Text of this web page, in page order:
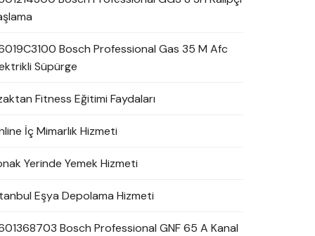
Bosch Professional Gas 35 M Afc
Süpürge
Fitness Eğitimi Faydaları
İç Mimarlık Hizmeti
Yerinde Yemek Hizmeti
Eşya Depolama Hizmeti
Bosch Professional GNF 65 A Kanal